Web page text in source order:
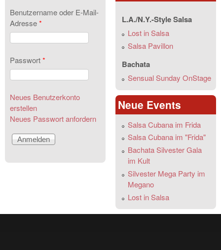
Benutzername oder E-Mail-
Adresse*
Passwort*
Neues Benutzerkonto
erstellen
Neues Passwort anfordern
L.A./N.Y.-Style Salsa
Lost in Salsa
Salsa Pavillon
Bachata
Sensual Sunday OnStage
Neue Events
Salsa Cubana im Frida
Salsa Cubana im "Frida"
Bachata Silvester Gala
im Kult
Silvester Mega Party im
Megano
Lost in Salsa